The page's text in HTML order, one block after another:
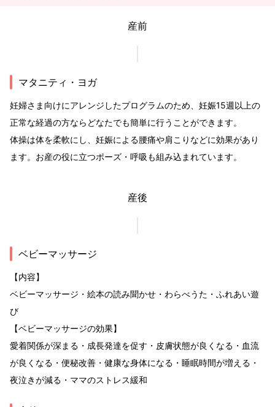
産前
マタニティ・ヨガ
妊婦さま向けにアレンジしたプログラムのため、妊娠15週以上の
正常な経過の方ならどなたでも簡単に行うことができます。
体操は体を柔軟にし、妊娠による腰痛や肩こりなどに効果があり
ます。お産の役に立つポーズ・呼吸も組み込まれています。
産後
ベビーマッサージ
【内容】
ベビーマッサージ・絵本の読み聞かせ・わらべうた・ふれあい遊
び
【ベビーマッサージの効果】
愛着関係が深まる・成長発達を促す・皮膚状態が良くなる・血流
が良くなる・便秘改善・健康な身体になる・睡眠時間が増える・
夜泣きが減る・ママのストレス緩和